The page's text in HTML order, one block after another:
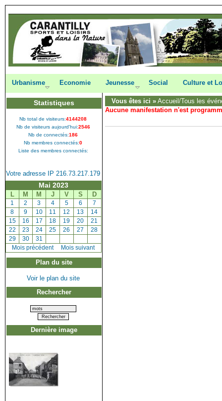
Urbanisme Economie Jeunesse Social Culture et
Statistiques
Nb total de visiteurs:4144208
Nb de visiteurs aujourd'hui:2546
Nb de connectés:186
Nb membres connectés:0
Liste des membres connectés:
Votre adresse IP 216.73.217.179
Mai 2023
L M M J V S D
[1 [2 [3 [4] [5] [6 [7
[8 [9 [10] [11 [12 [13 [14
[15] [16 [17 [18 [19 [20 [21
[22 [23] [24] [25 [26 [27 [28
[29] [30] [31
[Mois précédent] Mois suivant
Plan du site
Voir le plan du site
Rechercher
Dernière image
Vous êtes ici » Accueil /Tous les
Aucune manifestation n'est